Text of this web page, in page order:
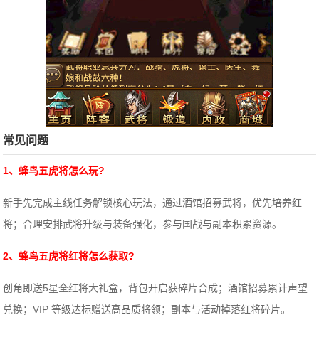
常见问题
1、蜂鸟五虎将怎么玩?
新手先完成主线任务解锁核心玩法，通过酒馆招募武将，优先培养红
将；合理安排武将升级与装备强化，参与国战与副本积累资源。
2、蜂鸟五虎将红将怎么获取?
创角即送5星全红将大礼盒，背包开启获碎片合成；酒馆招募累计声望
兑换；VIP 等级达标赠送高品质将领；副本与活动掉落红将碎片。